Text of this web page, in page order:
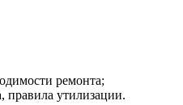
ремонта;
правила утилизации.